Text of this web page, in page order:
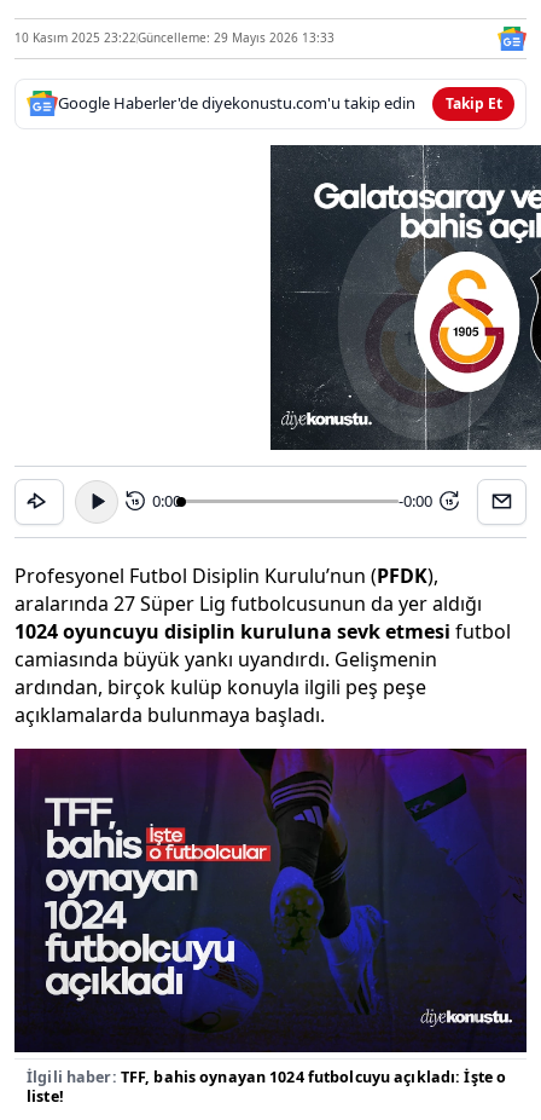
10 Kasım 2025 23:22Güncelleme: 29 Mayıs 2026 13:33
Google Haberler'de diyekonustu.com'u takip edin Takip Et
15 0:00 -0:00 15
Profesyonel Futbol Disiplin Kurulu’nun (PFDK),
aralarında 27 Süper Lig futbolcusunun da yer aldığı
1024 oyuncuyu disiplin kuruluna sevk etmesi futbol
camiasında büyük yankı uyandırdı. Gelişmenin
ardından, birçok kulüp konuyla ilgili peş peşe
açıklamalarda bulunmaya başladı.
İlgili haber: TFF, bahis oynayan 1024 futbolcuyu açıkladı: İşte o
liste!